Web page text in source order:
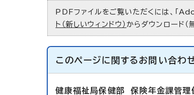
PDFファイルをご覧いただくには、「
ト（新しいウィンドウ） からダウンロード（
このページに関する お問い合わ
健康福祉局保健部保険年金課管理